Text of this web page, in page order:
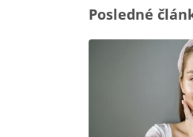
Posledné